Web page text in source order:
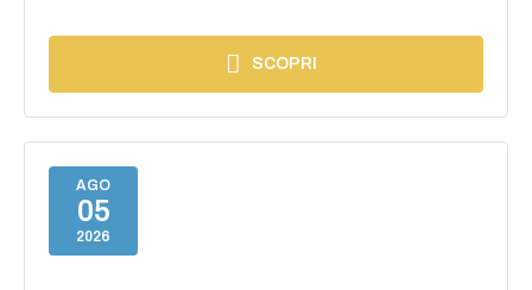
SCOPRI
AGO
05
2026